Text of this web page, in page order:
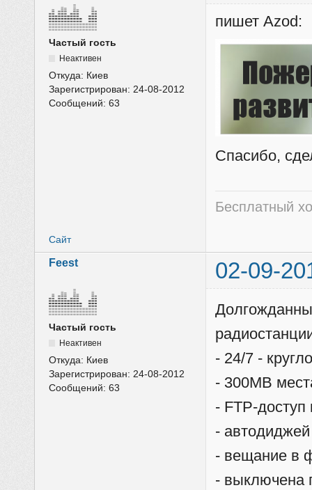
Частый гость
Неактивен
Откуда: Киев
Зарегистрирован:24-08-2012
Сообщений:63
пишет Azod:
Спасибо,
Бесплатный
Сайт
Feest 02-09-
Частый гость
Неактивен
Откуда: Киев
Зарегистрирован:24-08-2012
Сообщений:63
- 24/7 -
- 300MB
- FTP-
-
- вещание в
- выключена